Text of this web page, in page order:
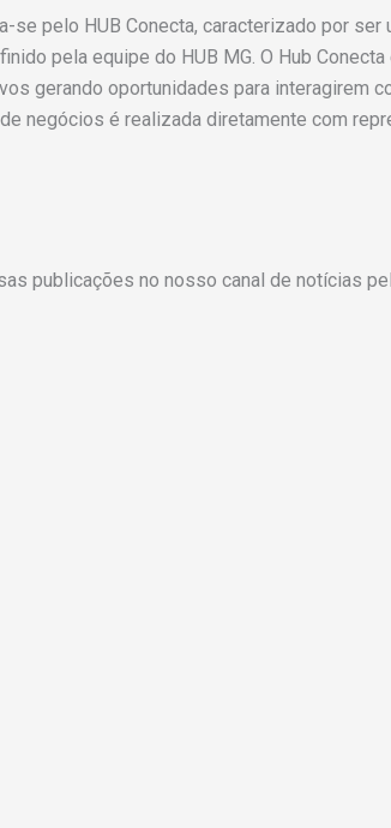
pelo HUB Conecta, caracterizado por
pela equipe do HUB MG. O Hub
gerando oportunidades para interagirem
negócios é realizada diretamente com
publicações no nosso canal de notícias